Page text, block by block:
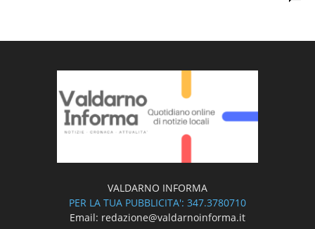
VALDARNO INFORMA
PER LA TUA PUBBLICITA': 347.3780710
Email: redazione@valdarnoinforma.it